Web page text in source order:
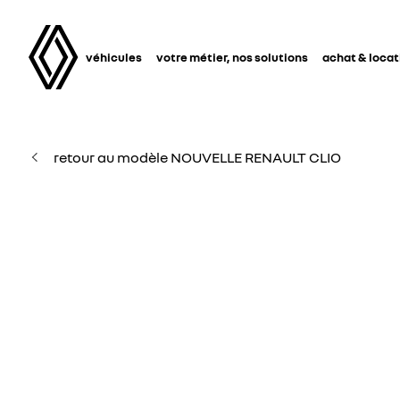
véhicules votre métier, nos solutions achat &
retour au modèle NOUVELLE RENAULT CLIO